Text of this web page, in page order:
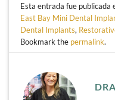
Esta entrada fue publicada
East Bay Mini Dental
Dental Implants,
Bookmark the permalink.